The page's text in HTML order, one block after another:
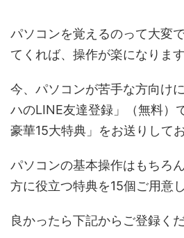
パソコンを覚えるのって大変
てくれば、操作が楽になります
今、パソコンが苦手な方向け
ハのLINE友達登録」（無料）
豪華15大特典」をお送りしてお
パソコンの基本操作はもちろ
方に役立つ特典を15個ご用意
良かったら下記からご登録くだ